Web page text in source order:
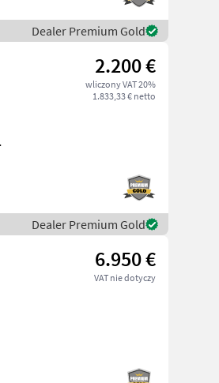
Dealer Premium Gold
2.200 €
wliczony VAT 20%
1.833,33 € netto
Dealer Premium Gold
6.950 €
VAT nie dotyczy